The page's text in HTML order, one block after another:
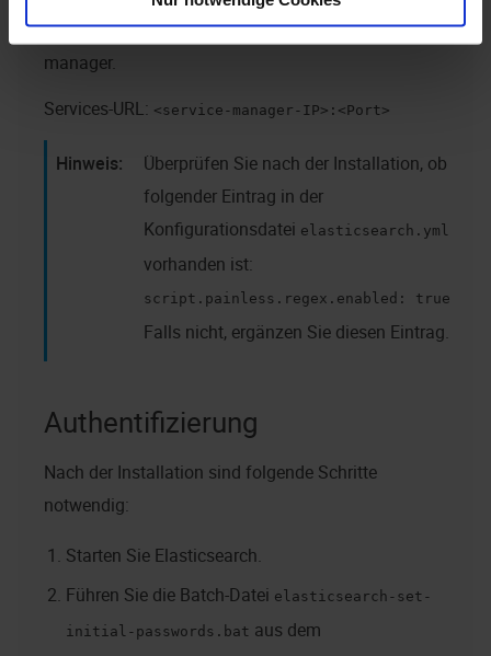
und 'search' inenaio® editorund inenaio® enterprise-
manager.
Services-URL: <service-manager-IP>:<Port>
Überprüfen Sie nach der Installation, ob
folgender Eintrag in der
Konfigurationsdatei elasticsearch.yml
vorhanden ist:
script.painless.regex.enabled: true
Falls nicht, ergänzen Sie diesen Eintrag.
Authentifizierung
Nach der Installation sind folgende Schritte
notwendig:
Starten Sie Elasticsearch.
Führen Sie die Batch-Datei elasticsearch-set-
initial-passwords.bat aus dem